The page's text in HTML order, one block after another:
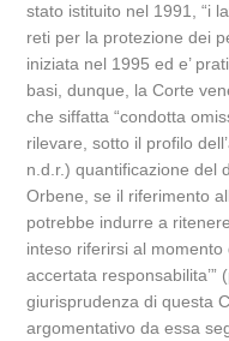
stato istituito nel 1991, “i
reti per la protezione dei
iniziata nel 1995 ed e’
basi, dunque, la Corte
che siffatta “condotta
rilevare, sotto il profilo
n.d.r.) quantificazione del
Orbene, se il riferimento
potrebbe indurre a
inteso riferirsi al momento
accertata
giurisprudenza di questa
argomentativo da essa